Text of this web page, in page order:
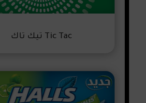
Tic Tac تيك تاك